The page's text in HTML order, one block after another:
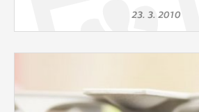
23. 3. 2010